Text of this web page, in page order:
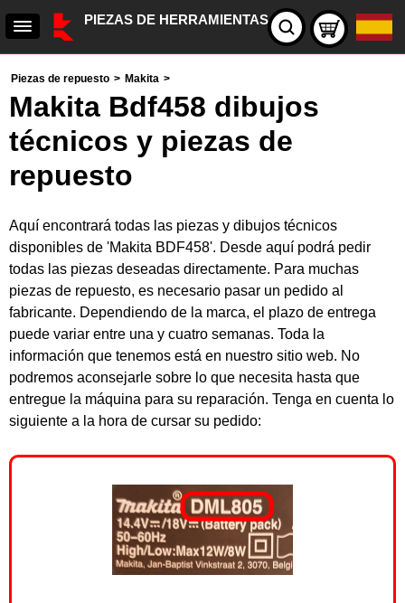
PIEZAS DE HERRAMIENTAS
Piezas de repuesto > Makita >
Makita Bdf458 dibujos
técnicos y piezas de
repuesto
Aquí encontrará todas las piezas y dibujos técnicos
disponibles de 'Makita BDF458'. Desde aquí podrá pedir
todas las piezas deseadas directamente. Para muchas
piezas de repuesto, es necesario pasar un pedido al
fabricante. Dependiendo de la marca, el plazo de entrega
puede variar entre una y cuatro semanas. Toda la
información que tenemos está en nuestro sitio web. No
podremos aconsejarle sobre lo que necesita hasta que
entregue la máquina para su reparación. Tenga en cuenta lo
siguiente a la hora de cursar su pedido: